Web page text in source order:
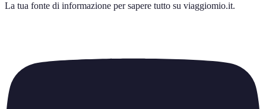
La tua fonte di informazione per sapere tutto su viaggiomio.it.